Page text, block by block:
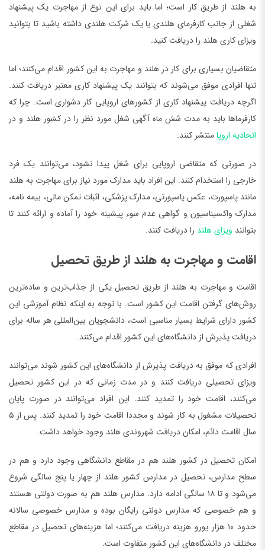
به هلند از طریق کار است؛ اما باید برای این نوع از مهاجرت یک پیشنهاد
شغلی از جانب کارفرمای هلندی یا یک شرکت هلندی داشته باشید تا بتوانید
ویزای کاری هلند را دریافت کنید.
متقاضیان بسیاری برای کار در هلند و مهاجرت به این کشور اقدام می‌کنند؛ اما
تنها افرادی موفق می‌شوند که بتوانند یک پیشنهاد کاری معتبر دریافت کنند.
اگرچه دریافت پیشنهاد کاری از کشورهای اروپایی کار دشواری است. چرا که
کارفرما‌ها باید به مدت شش ماه آگهی شغل مورد نظر را در کشور هلند و در
اتحادیه اروپامنتشر کنند.
در صورتی که متقاضی اروپایی برای شغل پیدا نشود، می‌توانند یک فرد
خارجی را استخدام کنند. این افراد باید مدارک مورد نیاز برای مهاجرت به هلند
مانند پاسپورت، عکس پاسپورتی، مدارک پزشکی، اثبات تمکن مالی، بیمه نامه،
مدارک واکسیناسیون و گواهی عدم سوء پیشینه خود را آماده و ارائه کنند تا
بتوانند ویزای هلند را دریافت کنند.
اقامت و مهاجرت به هلند از طریق تحصیل
اقامت و مهاجرت به هلند از طریق تحصیل یکی از جذاب‌ترین و ساده‌ترین
روش‌های گرفتن اقامت این کشور است. با توجه به اینکه نظام آموزشی این
کشور دارای شرایط بسیار مناسبی است، دانشجویان بین‌المللی هر ساله برای
دریافت پذیرش از دانشگاه‌های این کشور اقدام می‌کنند.
افرادی که موفق به دریافت پذیرش از دانشگاه‌های این کشور شوند می‌توانند
ویزای تحصیلی دریافت کنند و در مدت زمانی که در این کشور تحصیل
می‌کنند، اقامت خود را تمدید کنند. این افراد می‌توانند در صورت پایان
تحصیلات مشغول به کار شوند و مجددا اقامت خود را تمدید کنند. پس از ۵
سال اقامت دائم، امکان دریافت شهروندی هلند وجود خواهد داشت.
امکان تحصیل در کشور هلند هم در مقاطع دانشگاهی وجود دارد و هم در
سطح مدارس، تحصیل در مدارس کشور هلند از چهار یا پنج سالگی شروع
می‌شود و تا ۱۸ سالگی ادامه دارد. مدارس هلند هم به صورت دولتی هستند
و هم خصوصی که مدارس دولتی رایگان بوده و مدارس خصوصی سالانه
حدود ۱۰ هزار یورو هزینه دریافت می‌کنند؛ اما هزینه‌های تحصیل در مقاطع
مختلف در دانشگاه‌های این کشور متفاوت است.